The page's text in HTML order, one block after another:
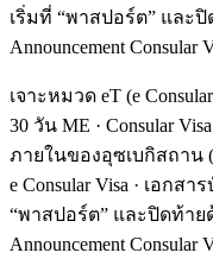
เริ่มที่ “พาสปอร์ต” และ
Announcement Consular
เจาะหมวด eT (e
30 วัน ME · Consular
ภายในของอุซเบกิสถาน
e Consular Visa · เอกส
“พาสปอร์ต” และปิดท้าย
Announcement Consular